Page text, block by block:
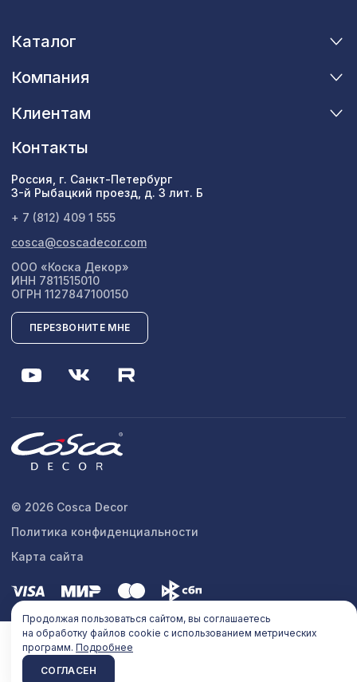
Каталог
Компания
Клиентам
Контакты
Россия, г. Санкт-Петербург
3-й Рыбацкий проезд, д. 3 лит. Б
+ 7 (812) 409 1 555
cosca@coscadecor.com
ООО «Коска Декор»
ИНН 7811515010
ОГРН 1127847100150
ПЕРЕЗВОНИТЕ МНЕ
© 2026 Cosca Decor
Политика конфиденциальности
Карта сайта
Продолжая пользоваться сайтом, вы соглашаетесь
на обработку файлов cookie с использованием метрических
программ. Подробнее
СОГЛАСЕН